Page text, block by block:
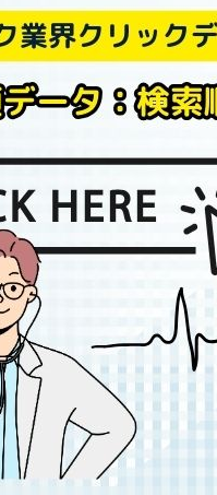
インスタグラム運用代行
790-671/070-2495-3303
らの着信はランクエストにお
合せ頂いたSEO対策サービス
ついてのお電話です！
【無料で求人掲載ができる？】i
ndeed（インディード）を使っ
た採用強化